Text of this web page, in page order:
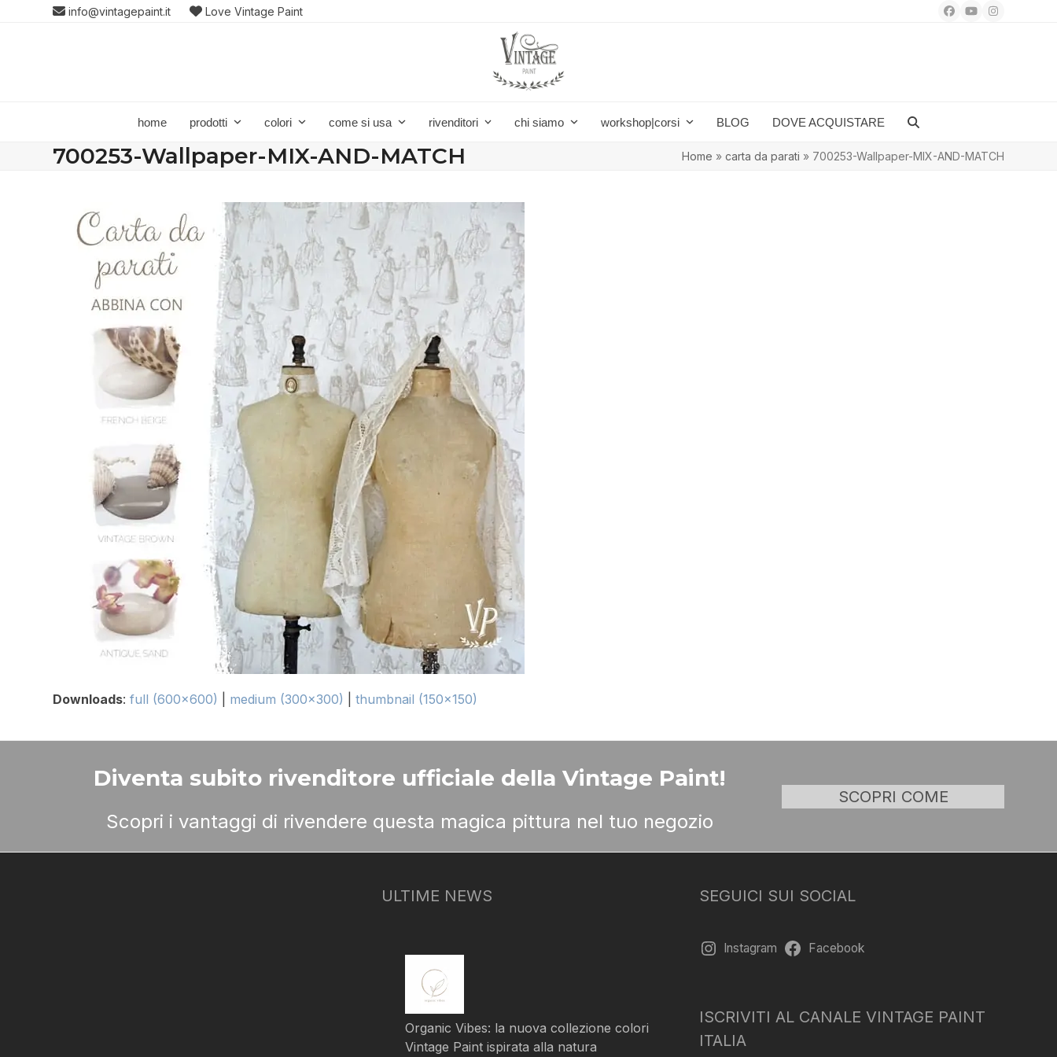
info@vintagepaint.it Love Vintage Paint Facebook
YouTubeInstagram
home prodotti colori come si usa rivenditori chi siamo workshop|corsi BLOG DOVE ACQUISTARE
700253-Wallpaper-MIX-AND-MATCH Home » carta da parati » 700253-Wallpaper-MIX-AND-MATCH
Downloads:full (600x600) medium (300x300) |thumbnail (150x150)
Diventa subito rivenditore ufficiale della Vintage Paint!
Scopri i vantaggi di rivendere questa magica pittura nel tuo negozio
SCOPRI COME
ULTIME NEWS
Organic Vibes: la nuova collezione colori
Vintage Paint ispirata alla natura
SEGUICI SUI SOCIAL
Instagram Facebook
ISCRIVITI AL CANALE VINTAGE PAINT
ITALIA